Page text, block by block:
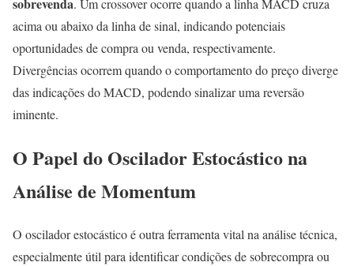
sobrevenda. Um crossover ocorre quando a linha MACD cruza
acima ou abaixo da linha de sinal, indicando potenciais
oportunidades de compra ou venda, respectivamente.
Divergências ocorrem quando o comportamento do preço diverge
das indicações do MACD, podendo sinalizar uma reversão
iminente.
O Papel do Oscilador Estocástico na
Análise de Momentum
O oscilador estocástico é outra ferramenta vital na análise técnica,
especialmente útil para identificar condições de sobrecompra ou